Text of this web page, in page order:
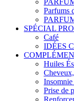
Parfums
SPÉCIAL
Café
IDÉES
Huiles
Prise de